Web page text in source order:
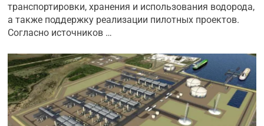
транспортировки, хранения и использования водорода,
а также поддержку реализации пилотных проектов.
Согласно источников …